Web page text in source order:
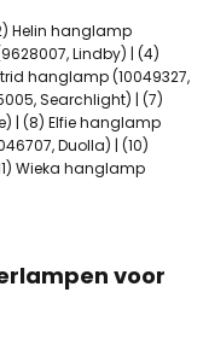
Helin hanglamp
Lindby) | (4)
hanglamp (10049327,
Searchlight) | (7)
| (8) Elfie hanglamp
Duolla) | (10)
Wieka hanglamp
voor